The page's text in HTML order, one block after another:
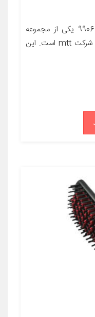
معرفی محصول برس حرارتی مدل 9906 یکی از مجموعه
گسترده حالت‌دهند‌های موی ساخت شرکت mtt است. این